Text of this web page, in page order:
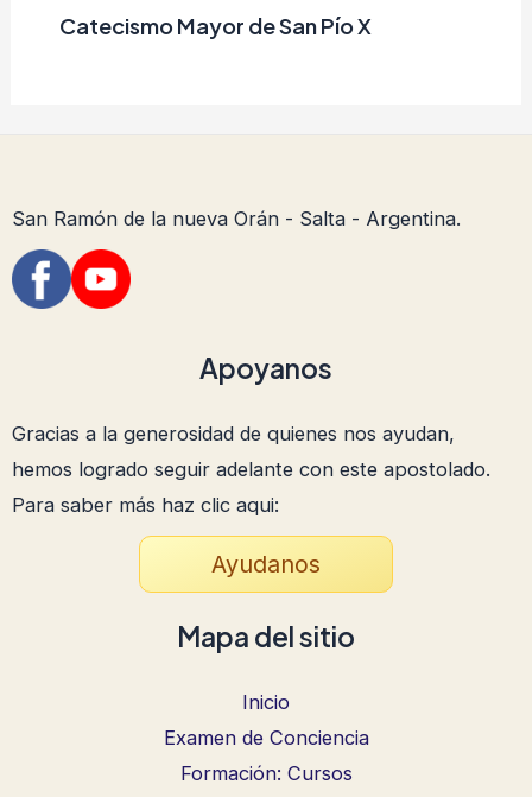
Catecismo Mayor de San Pío X
San Ramón de la nueva Orán - Salta - Argentina.
Apoyanos
Gracias a la generosidad de quienes nos ayudan,
hemos logrado seguir adelante con este apostolado.
Para saber más haz clic aqui:
Ayudanos
Mapa del sitio
Inicio
Examen de Conciencia
Formación: Cursos